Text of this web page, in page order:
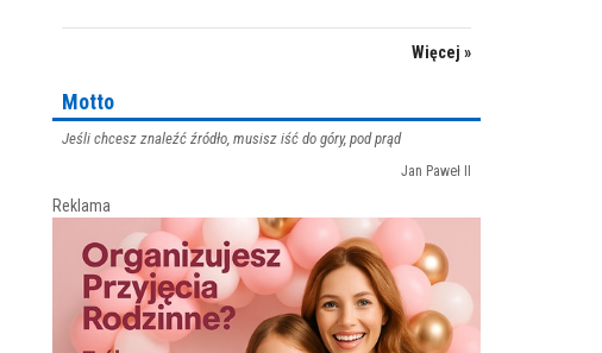
Więcej »
Motto
Jeśli chcesz znaleźć źródło, musisz iść do góry, pod prąd
Jan Paweł II
Reklama